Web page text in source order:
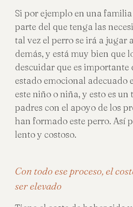
Si por ejemplo en una
parte del que tenga las
tal vez el perro se irá a jugar
demás, y está muy bien que
descuidar que es importante
estado emocional adecuado
este niño o niña, y esto es un
padres con el apoyo de los
han formado este perro. Así
lento y costoso.
Con todo ese proceso, el
ser elevado